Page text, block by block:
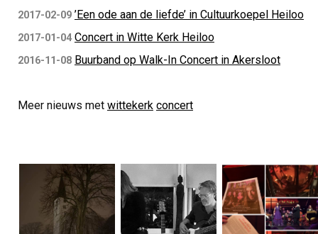
2017-02-09 ’Een ode aan de liefde’ in Cultuurkoepel Heiloo
2017-01-04 Concert in Witte Kerk Heiloo
2016-11-08 Buurband op Walk-In Concert in Akersloot
Meer nieuws met wittekerk concert